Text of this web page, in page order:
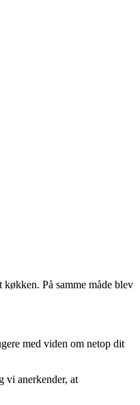
På samme måde blev
med viden om netop dit
vi anerkender, at